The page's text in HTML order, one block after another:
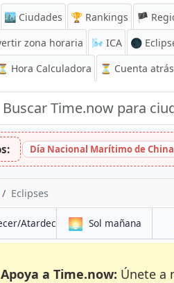
🏙️ Ciudades 🏆 Rankings 🏴
zona horaria 🌬️ ICA 🌑
Hora Calculadora ⏳ Cuenta atrás
Día Nacional Marítimo de China
Eclipses
Atardecer 🌅 Sol mañana
Apoya a Time.now: Únete a